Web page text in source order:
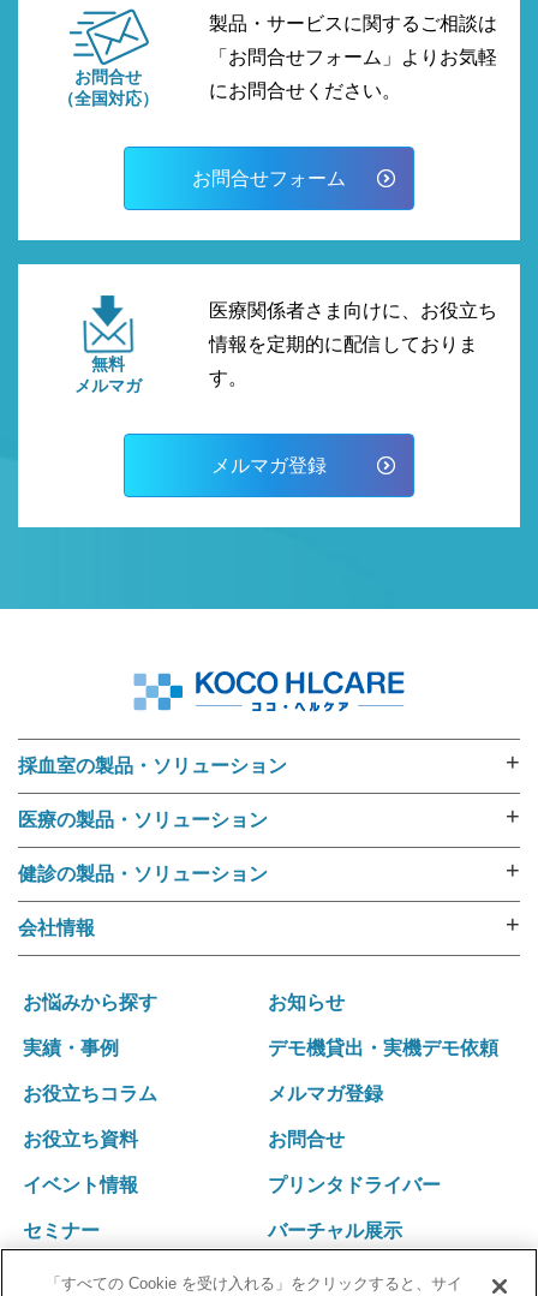
お問合せ
（全国対応）
製品・サービスに関するご相談は
「お問合せフォーム」よりお気軽
にお問合せください。
お問合せフォーム
無料
メルマガ
医療関係者さま向けに、お役立ち
情報を定期的に配信しておりま
す。
メルマガ登録
+
採血室の製品・ソリューション
採血業務ソリューション
採血管準備装置 i･pres core
採血管準備装置 i･pres fine
採血管準備装置 i・pres fit Ⅱ
尿カップラベラー CL-350
採血業務支援システム RInCS
採血業務指標化システム
統合受付システム（採血・処置）
採血・採尿一体型 自動受付機 BU-REC Ⅱ
+
医療の製品・ソリューション
外来用リストバンド
RFIDリストバンド（E-ブレス®）
ラベル・リストバンド・RFID プリンタipシリーズ
入院用リストバンド
バーコードリーダー
リストバンド発行パッケージ Freeni
医療事務プリント改善ソリューション
+
健診の製品・ソリューション
健診機関向けリストバンド
受診者名簿データ変換ツール 受診者Dataメイキング
キュー
受診キット発送アウトソーシング
健診関連発送業務 内製化ソリューション
採血業務ソリューション
採血管準備装置 i・pres fit Ⅱ
+
会社情報
選ばれる理由
運営ポリシー
社訓･経営理念
拠点一覧･グループネットワーク
沿革
お悩みから探す
実績・事例
お役立ちコラム
お役立ち資料
イベント情報
セミナー
お知らせ
デモ機貸出・実機デモ依頼
メルマガ登録
お問合せ
プリンタドライバー
バーチャル展示
「すべての Cookie を受け入れる」をクリックすると、サイ